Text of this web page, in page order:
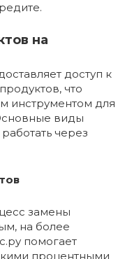
на
доступ к
что
инструментом для
виды
через
замены
на более
помогает
процентными